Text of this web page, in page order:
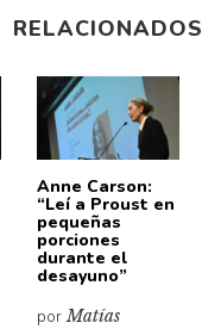
RELACIONADOS
Anne Carson:
“Leí a Proust en
pequeñas
porciones
durante el
desayuno”
porMatías